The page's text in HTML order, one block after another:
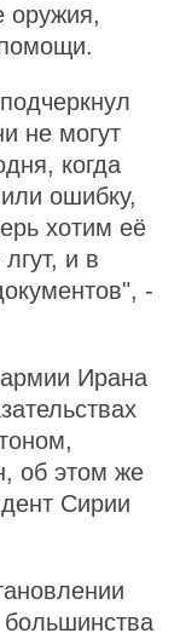
оружия,
не могут
когда
ошибку,
хотим её
и в
-
Ирана
об этом же
Сирии
большинства